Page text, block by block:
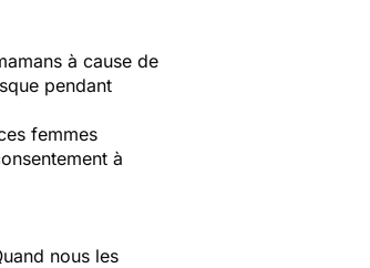
à cause de
pendant
femmes
à
nous les